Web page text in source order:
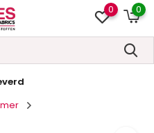
0 0
&Lage prijzen